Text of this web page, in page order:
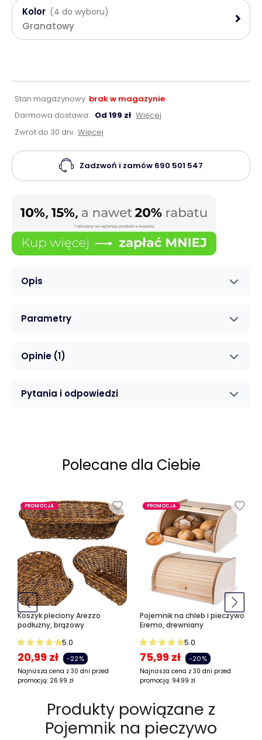
Opis
Parametry
Opinie (1)
Pytania i odpowiedzi
Kolor (4 do wyboru)
Granatowy
Stan magazynowy: brak w magazynie
Darmowa dostawa: Od 199 zł Więcej
Zwrot do 30 dni Więcej
Zadzwoń i zamów 690 501 547
Polecane dla Ciebie
PROMOCJA
Koszyk pleciony Arezzo
podłużny, brązowy
5.0
20,99 zł -22%
Najniższa cena z 30 dni przed
promocją: 26.99 zł
PROMOCJA
Pojemnik na chleb i pieczywo
Eremo, drewniany
5.0
75,99 zł -20%
Najniższa cena z 30 dni przed
promocją: 94.99 zł
Produkty powiązane z
Pojemnik na pieczywo